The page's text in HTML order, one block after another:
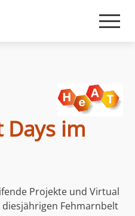
Days im
Projekte und Virtual
diesjährigen Fehmarnbelt